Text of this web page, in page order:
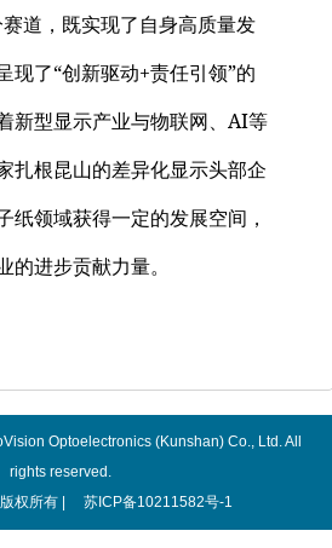
道，既实现了自身高质量发
现了“创新驱动+责任引领”的
新型显示产业与物联网、 AI等
扎根昆山的差异化显示头部企
纸领域获得一定的发展空间，
的进步贡献力量。
Optoelectronics (Kunshan) Co., Ltd. All
rights reserved.
权所有 |
苏ICP备10211582号-1